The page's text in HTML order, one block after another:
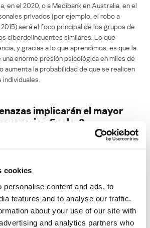
cookies
personalise content and ads, to
features and to analyse our traffic.
about your use of our site with
and analytics partners who
en el 2020, o a Medibank en Australia, en el
privados (por ejemplo, el robo a
será el foco principal de los grupos de
ciberdelincuentes similares. Lo que
y gracias a lo que aprendimos, es que la
enorme presión psicológica en miles de
aumenta la probabilidad de que se realicen
implicarán el mayor
usuarios finales?
de Investigación en Filtrado de
es bastante tensa, distintos tipos
de los nuevos acontecimientos.
varias técnicas de generación de